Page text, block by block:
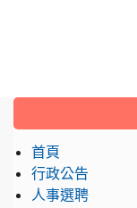
:::
首頁
行政公告
人事選聘